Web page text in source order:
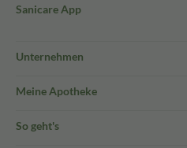
Sanicare App
Unternehmen
Meine Apotheke
So geht's